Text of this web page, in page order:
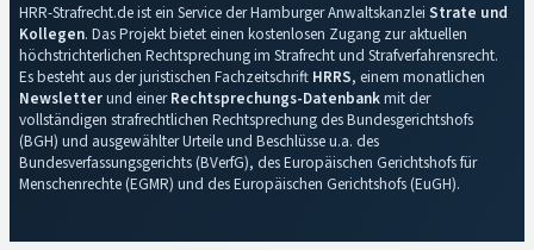
HRR-Strafrecht.de ist ein Service der Hamburger Anwaltskanzlei Strate und
Kollegen. Das Projekt bietet einen kostenlosen Zugang zur aktuellen
höchstrichterlichen Rechtsprechung im Strafrecht und Strafverfahrensrecht.
Es besteht aus der juristischen Fachzeitschrift HRRS, einem monatlichen
Newsletterund einerRechtsprechungs-Datenbankmit der
vollständigen strafrechtlichen Rechtsprechung des Bundesgerichtshofs
(BGH) und ausgewählter Urteile und Beschlüsse u.a. des
Bundesverfassungsgerichts (BVerfG), des Europäischen Gerichtshofs für
Menschenrechte (EGMR) und des Europäischen Gerichtshofs (EuGH).